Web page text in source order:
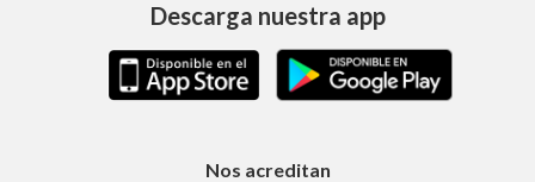
Descarga nuestra app
Nos acreditan